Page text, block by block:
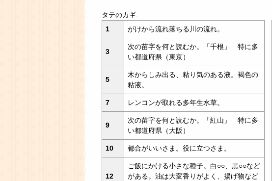
タテのカギ:
1
がけから流れ落ちる川の流れ。
3
次の苗字を何と読むか。「千根」 特に多
い都道府県（東京）
5
木からしみ出る、粘り気のある液。褐色の
粘液。
7 レンコンが取れる多年生水草。
9
次の苗字を何と読むか。「紅山」 特に多
い都道府県（大阪）
10 都合がいいさま。役に立つさま。
12
ご飯にかける小さな種子。白○○、黒○○など
がある。油は大変香りがよく、揚げ物など